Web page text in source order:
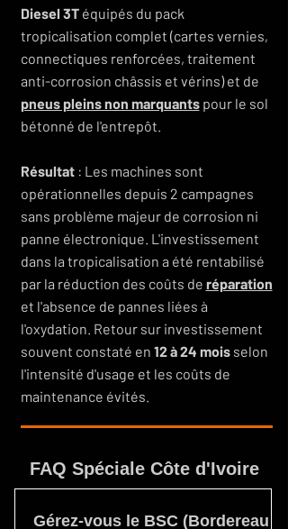
Diesel 3Téquipés du pack
tropicalisation complet (cartes vernies,
connectiques renforcées, traitement
anti-corrosion châssis et vérins) et de
pneus pleins non marquantspour le sol
bétonné de l'entrepôt.
Résultat: Les machines sont
opérationnelles depuis 2 campagnes
sans problème majeur de corrosion ni
panne électronique. L'investissement
dans la tropicalisation a été rentabilisé
par la réduction des coûts de réparation
et l'absence de pannes liées à
l'oxydation. Retour sur investissement
souvent constaté en 12 à 24 moisselon
l'intensité d'usage et les coûts de
maintenance évités.
FAQ Spéciale Côte d'Ivoire
Gérez-vous le BSC (Bordereau